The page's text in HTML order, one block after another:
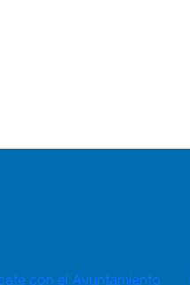
con el Ayuntamiento